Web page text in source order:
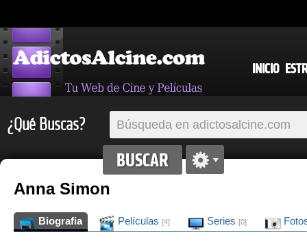
INICIO
¿Qué Buscas?
Anna Simon
Biografia Películas [4] Series [0]